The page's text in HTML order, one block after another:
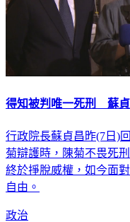
得知被判唯一死刑 蘇貞
行政院長蘇貞昌昨(7日)
菊辯護時，陳菊不畏死
終於掙脫威權，如今面
自由。
政治